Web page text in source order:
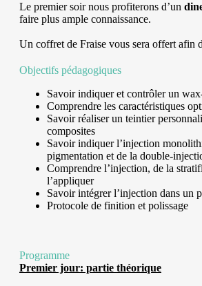
Le premier soir nous profiterons d’un
faire plus ample connaissance.
Un coffret de Fraise vous sera offert afin
Objectifs pédagogiques
Savoir indiquer et contrôler un
Comprendre les caractéristiques
Savoir réaliser un teintier
composites
Savoir indiquer l’injection
pigmentation et de la double-
Comprendre l’injection, de la
l’appliquer
Savoir intégrer l’injection dans un
Protocole de finition et polissage
Programme
Premier jour: partie théorique